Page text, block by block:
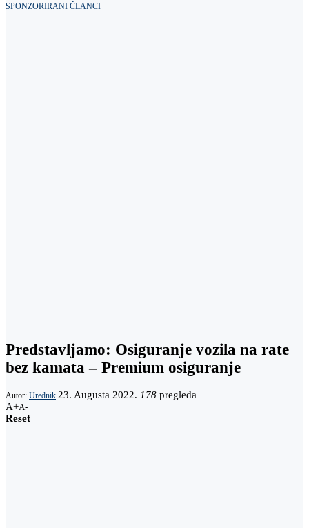
SPONZORIRANI ČLANCI
Predstavljamo: Osiguranje vozila na rate
bez kamata – Premium osiguranje
Autor: Urednik 23. Augusta 2022. 178 pregleda
A+A-
Reset